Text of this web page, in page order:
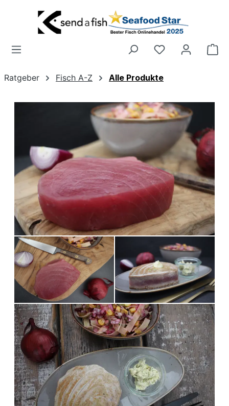
Zum Hauptinhalt springen
Ratgeber Fisch A-Z Alle Produkte